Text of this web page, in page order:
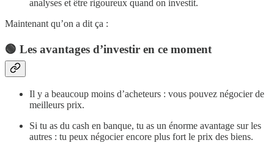
analyses et être rigoureux quand on investit.
Maintenant qu’on a dit ça :
🟢 Les avantages d’investir en ce moment
Il y a beaucoup moins d’acheteurs : vous pouvez négocier de
meilleurs prix.
Si tu as du cash en banque, tu as un énorme avantage sur les
autres : tu peux négocier encore plus fort le prix des biens.